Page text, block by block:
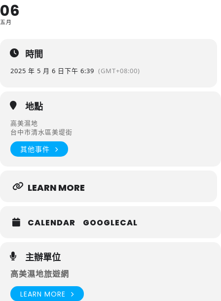
06
五月
時間
2025 年 5 月 6 日下午 6:39 (GMT+08:00)
地點
高美濕地
台中市清水區美堤街
其他事件
LEARN MORE
CALENDAR GOOGLECAL
主辦單位
高美濕地旅遊網
LEARN MORE